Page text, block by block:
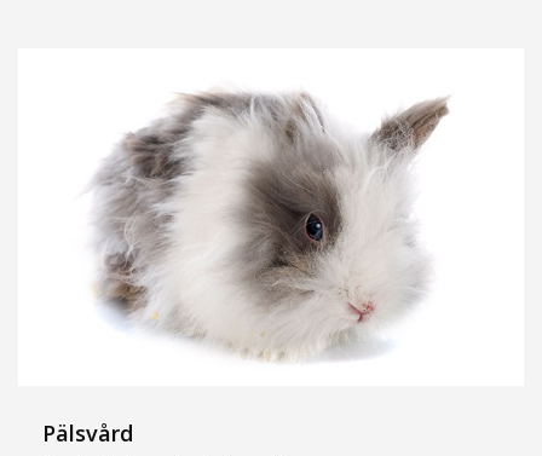
Pälsvård